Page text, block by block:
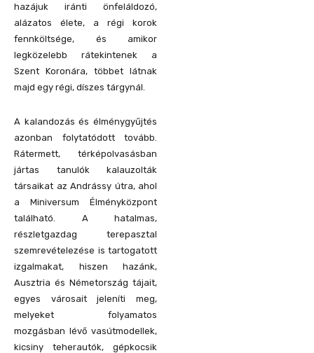
hazájuk iránti önfeláldozó,
alázatos élete, a régi korok
fennköltsége, és amikor
legközelebb rátekintenek a
Szent Koronára, többet látnak
majd egy régi, díszes tárgynál.
A kalandozás és élménygyűjtés
azonban folytatódott tovább.
Rátermett, térképolvasásban
jártas tanulók kalauzolták
társaikat az Andrássy útra, ahol
a Miniversum Élményközpont
található. A hatalmas,
részletgazdag terepasztal
szemrevételezése is tartogatott
izgalmakat, hiszen hazánk,
Ausztria és Németország tájait,
egyes városait jeleníti meg,
melyeket folyamatos
mozgásban lévő vasútmodellek,
kicsiny teherautók, gépkocsik